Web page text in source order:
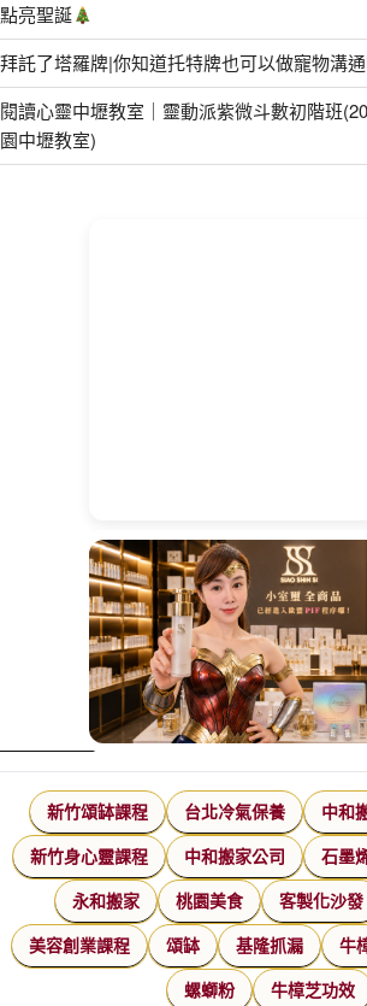
點亮聖誕
拜託了塔羅牌|你知道托特牌也可以做寵物溝通
閱讀心靈中壢教室｜靈動派紫微斗數初階班
園中壢教室)
新竹頌缽課程 台北冷氣保養 中和
新竹身心靈課程 中和搬家公司 石墨
永和搬家 桃園美食 客製化沙發
美容創業課程 頌缽 基隆抓漏 牛
螺螄粉 牛樟芝功效